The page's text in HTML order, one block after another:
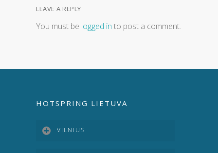
LEAVE A REPLY
You must be logged in to post a comment.
HOTSPRING LIETUVA
VILNIUS